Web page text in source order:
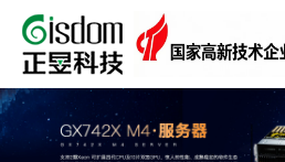
首页
工作站